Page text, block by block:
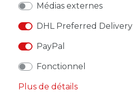
* avec TVA horsFrais de livraison
Médias externes
DHL Preferred Delivery
PayPal
Fonctionnel
Plus de détails